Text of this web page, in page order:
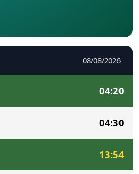
08/08/2026
04:20
04:30
13:54